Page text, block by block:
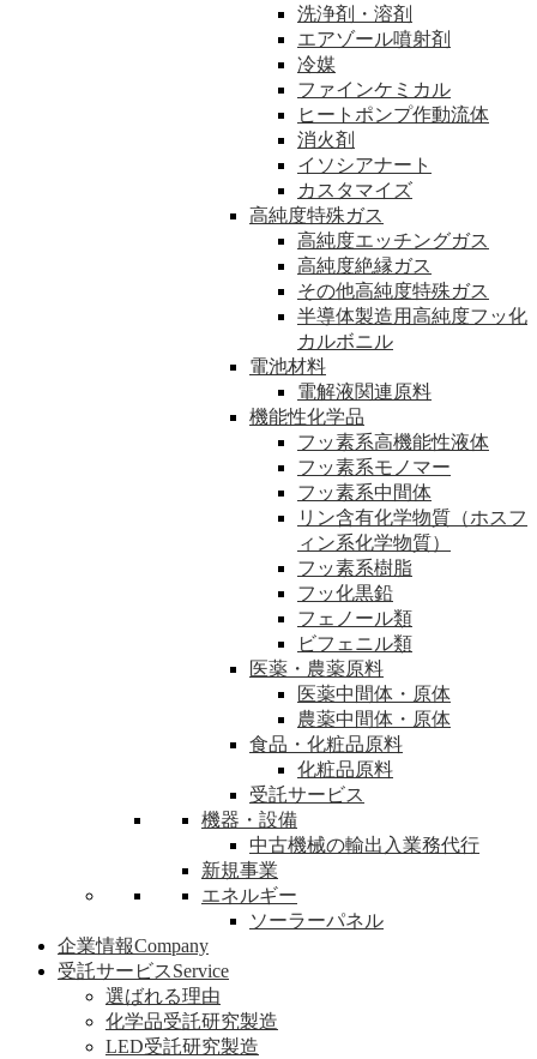
洗浄剤・溶剤
エアゾール噴射剤
冷媒
ファインケミカル
ヒートポンプ作動流体
消火剤
イソシアナート
カスタマイズ
高純度特殊ガス
高純度エッチングガス
高純度絶縁ガス
その他高純度特殊ガス
半導体製造用高純度フッ化
カルボニル
電池材料
電解液関連原料
機能性化学品
フッ素系高機能性液体
フッ素系モノマー
フッ素系中間体
リン含有化学物質（ホスフ
ィン系化学物質）
フッ素系樹脂
フッ化黒鉛
フェノール類
ビフェニル類
医薬・農薬原料
医薬中間体・原体
農薬中間体・原体
食品・化粧品原料
化粧品原料
受託サービス
機器・設備
中古機械の輸出入業務代行
新規事業
エネルギー
ソーラーパネル
企業情報Company
受託サービスService
選ばれる理由
化学品受託研究製造
LED受託研究製造